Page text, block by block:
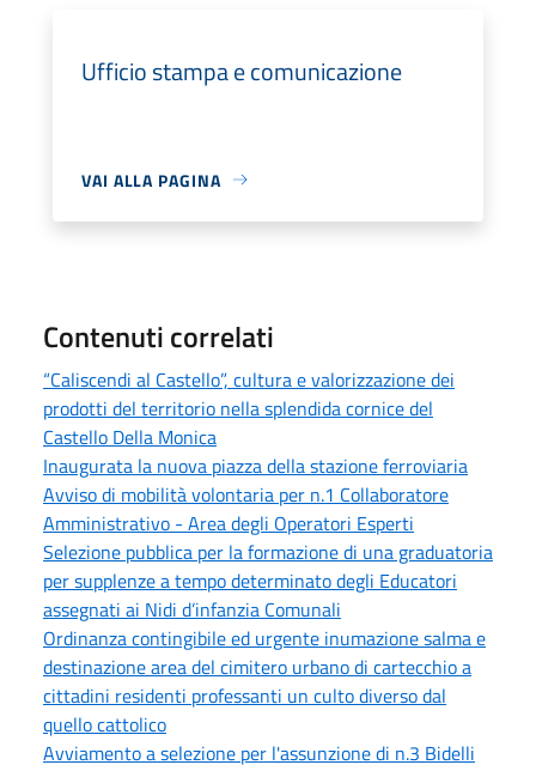
Ufficio stampa e comunicazione
VAI ALLA PAGINA
Contenuti correlati
“Caliscendi al Castello”, cultura e valorizzazione dei
prodotti del territorio nella splendida cornice del
Castello Della Monica
Inaugurata la nuova piazza della stazione ferroviaria
Avviso di mobilità volontaria per n.1 Collaboratore
Amministrativo - Area degli Operatori Esperti
Selezione pubblica per la formazione di una graduatoria
per supplenze a tempo determinato degli Educatori
assegnati ai Nidi d’infanzia Comunali
Ordinanza contingibile ed urgente inumazione salma e
destinazione area del cimitero urbano di cartecchio a
cittadini residenti professanti un culto diverso dal
quello cattolico
Avviamento a selezione per l'assunzione di n.3 Bidelli